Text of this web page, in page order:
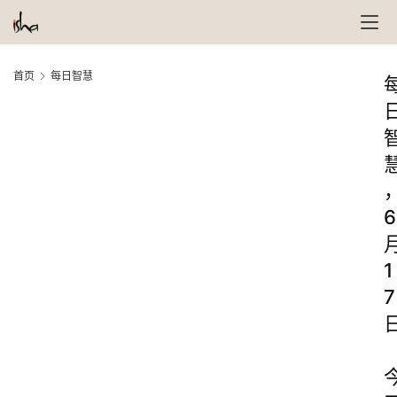
首页 每日智慧
6
1
7